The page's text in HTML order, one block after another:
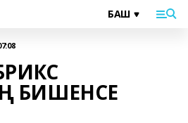
БИШЕНСЕ